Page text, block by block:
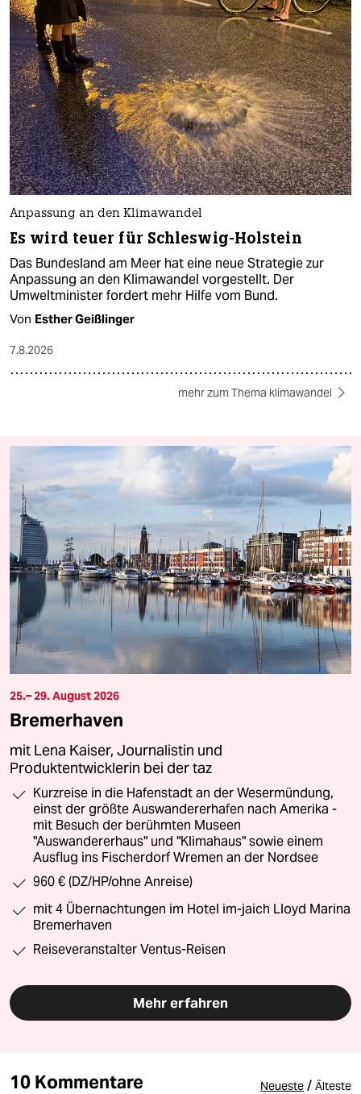
Anpassung an den Klimawandel
Es wird teuer für Schleswig-Holstein
Das Bundesland am Meer hat eine neue Strategie zur
Anpassung an den Klimawandel vorgestellt. Der
Umweltminister fordert mehr Hilfe vom Bund.
Von Esther Geißlinger
7.8.2026
mehr zum Thema klimawandel
25.– 29. August 2026
Bremerhaven
mit Lena Kaiser, Journalistin und
Produktentwicklerin bei der taz
Kurzreise in die Hafenstadt an der Wesermündung,
einst der größte Auswandererhafen nach Amerika -
mit Besuch der berühmten Museen
"Auswandererhaus" und "Klimahaus" sowie einem
Ausflug ins Fischerdorf Wremen an der Nordsee
960 € (DZ/HP/ohne Anreise)
mit 4 Übernachtungen im Hotel im-jaich Lloyd Marina
Bremerhaven
Reiseveranstalter Ventus-Reisen
Mehr erfahren
10 Kommentare Neueste / Älteste